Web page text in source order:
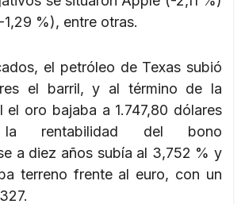
%), entre otras.
el petróleo de Texas subió
el barril, y al término de la
el oro bajaba a 1.747,80 dólares
rentabilidad del bono
a diez años subía al 3,752 % y
terreno frente al euro, con un